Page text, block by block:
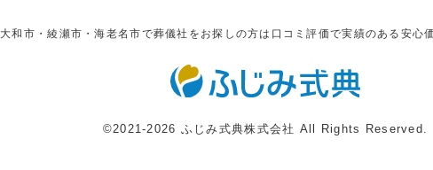
大和市・綾瀬市・海老名市で葬儀社をお探しの方は口コミ評価で実績のある安心
©2021-2026 ふじみ式典株式会社 All Rights Reserved.